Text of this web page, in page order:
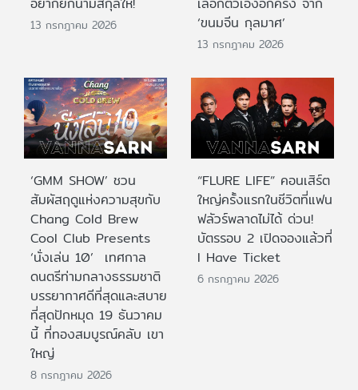
13 กรกฎาคม 2026
‘ขนมจีน กุลมาศ’
13 กรกฎาคม 2026
‘GMM SHOW’ ชวน
สัมผัสฤดูแห่งความสุขกับ
Chang Cold Brew
Cool Club Presents
‘นั่งเล่น 10’ เทศกาล
ดนตรีท่ามกลางธรรมชาติ
บรรยากาศดีที่สุดและสบาย
ที่สุดปักหมุด 19 ธันวาคม
นี้ ที่ทองสมบูรณ์คลับ เขา
ใหญ่
8 กรกฎาคม 2026
“FLURE LIFE” คอนเสิร์ต
ใหญ่ครั้งแรกในชีวิตที่แฟน
ฟลัวร์พลาดไม่ได้ ด่วน!
บัตรรอบ 2 เปิดจองแล้วที่
I Have Ticket
6 กรกฎาคม 2026